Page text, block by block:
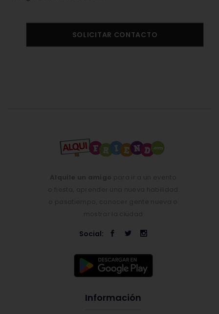
SOLICITAR CONTACTO
Social:
Información